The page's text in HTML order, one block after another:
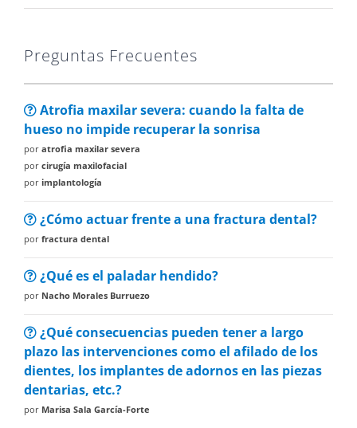
Preguntas Frecuentes
Atrofia maxilar severa: cuando la falta de
hueso no impide recuperar la sonrisa
por atrofia maxilar severa
por cirugía maxilofacial
por implantología
¿Cómo actuar frente a una fractura dental?
por fractura dental
¿Qué es el paladar hendido?
por Nacho Morales Burruezo
¿Qué consecuencias pueden tener a largo
plazo las intervenciones como el afilado de los
dientes, los implantes de adornos en las piezas
dentarias, etc.?
por Marisa Sala García-Forte